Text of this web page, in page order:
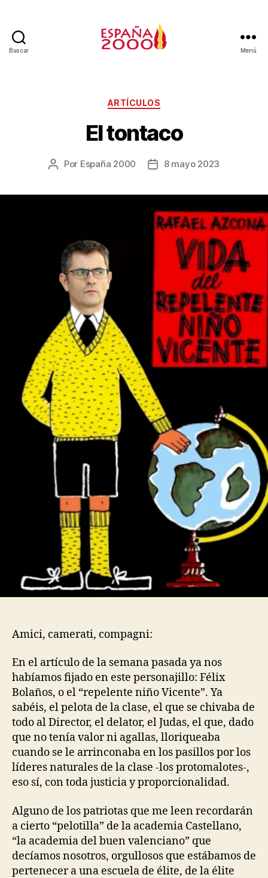
Buscar Menú
ARTÍCULOS
El tontaco
Por España 2000 8 mayo 2023
Amici, camerati, compagni:
En el artículo de la semana pasada ya nos
habíamos fijado en este personajillo: Félix
Bolaños, o el “repelente niño Vicente”. Ya
sabéis, el pelota de la clase, el que se chivaba de
todo al Director, el delator, el Judas, el que, dado
que no tenía valor ni agallas, lloriqueaba
cuando se le arrinconaba en los pasillos por los
líderes naturales de la clase -los protomalotes-,
eso sí, con toda justicia y proporcionalidad.
Alguno de los patriotas que me leen recordarán
a cierto “pelotilla” de la academia Castellano,
“la academia del buen valenciano” que
decíamos nosotros, orgullosos que estábamos de
pertenecer a una escuela de élite, de la élite